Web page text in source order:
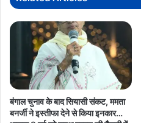
रही
बंगाल चुनाव के बाद सियासी संकट, ममता
बनर्जी ने इस्तीफा देने से किया इनकार…